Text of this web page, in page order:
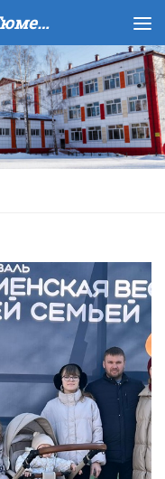
МАОУ COШ № 43 города Тюмени имени В.И. Муравленко